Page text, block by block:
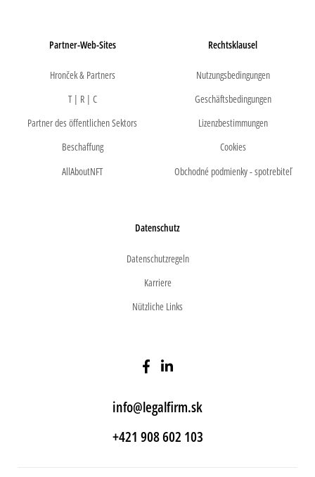
Partner-Web-Sites
Hronček & Partners
T | R | C
Partner des öffentlichen Sektors
Beschaffung
AllAboutNFT
Rechtsklausel
Nutzungsbedingungen
Geschäftsbedingungen
Lizenzbestimmungen
Cookies
Obchodné podmienky - spotrebiteľ
Datenschutz
Datenschutzregeln
Karriere
Nützliche Links
info@legalfirm.sk
+421 908 602 103